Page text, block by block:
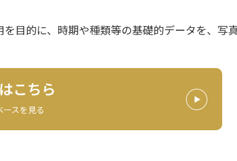
目的に、時期や種類等の基礎的データを、写
こちら
ースを見る